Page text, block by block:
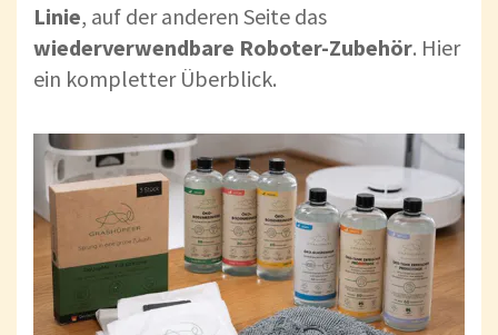
Linie, auf der anderen Seite das
wiederverwendbare Roboter-Zubehör. Hier
ein kompletter Überblick.